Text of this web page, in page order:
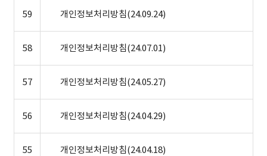
59 개인정보처리방침(24.09.24)
58 개인정보처리방침(24.07.01)
57 개인정보처리방침(24.05.27)
56 개인정보처리방침(24.04.29)
55 개인정보처리방침(24.04.18)